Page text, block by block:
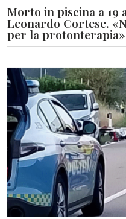
Morto in piscina a
Leonardo Cortese.
per la protonterapia»